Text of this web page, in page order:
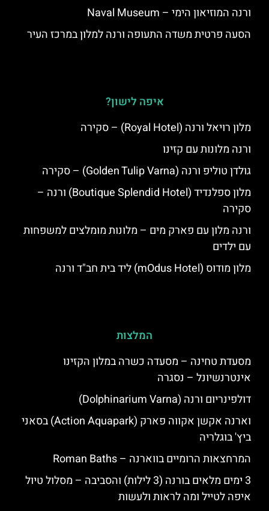
ורנה המוזיאון הימי – Naval Museum
הסעה פרטית משדה התעופה ורנה למלון במרכז העיר
איפה לישון?
מלון רויאל ורנה (Royal Hotel) – סקירה
ורנה מלונות עם קזינו
גולדן טוליפ ורנה (Golden Tulip Varna) – סקירה
מלון ספלנדיד (Boutique Splendid Hotel) ורנה –
סקירה
ורנה מלון עם פארק מים – מלונות מומלצים למשפחות
עם ילדים
מלון מודוס (mOdus Hotel) ליד בית חב"ד ורנה
המלצות
מסעדת טחינה – מסעדה כשרה במלון הקזינו
אינטרנשיונל – נסגרה
דולפינריום ורנה (Dolphinarium Varna)
וארנה אקשן אקווה פארק (Action Aquapark) בסאני
ביץ' בוגלריה
המרחצאות הרומיים בווארנה – Roman Baths
3 ימים מלאים בורנה (3 לילות) והסביבה – מסלול טיול
איפה לטייל ומה לראות ולעשות